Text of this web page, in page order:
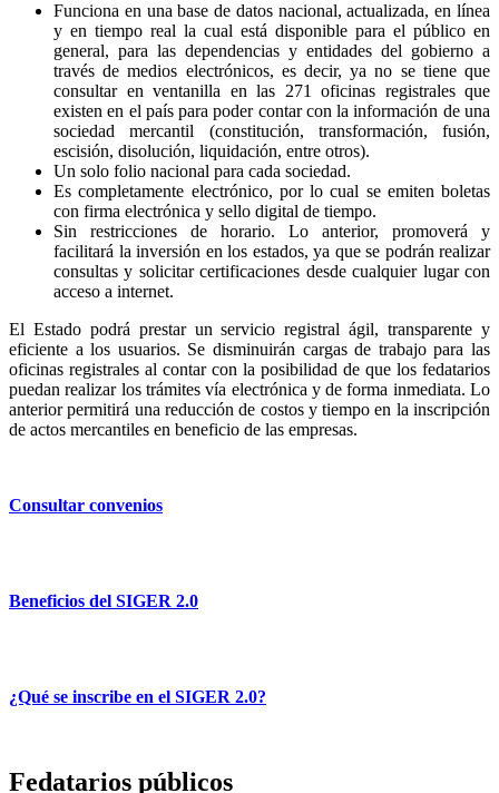
Funciona en una base de datos nacional, actualizada, en línea
y en tiempo real la cual está disponible para el público en
general, para las dependencias y entidades del gobierno a
través de medios electrónicos, es decir, ya no se tiene que
consultar en ventanilla en las 271 oficinas registrales que
existen en el país para poder contar con la información de una
sociedad mercantil (constitución, transformación, fusión,
escisión, disolución, liquidación, entre otros).
Un solo folio nacional para cada sociedad.
Es completamente electrónico, por lo cual se emiten boletas
con firma electrónica y sello digital de tiempo.
Sin restricciones de horario. Lo anterior, promoverá y
facilitará la inversión en los estados, ya que se podrán realizar
consultas y solicitar certificaciones desde cualquier lugar con
acceso a internet.
El Estado podrá prestar un servicio registral ágil, transparente y
eficiente a los usuarios. Se disminuirán cargas de trabajo para las
oficinas registrales al contar con la posibilidad de que los fedatarios
puedan realizar los trámites vía electrónica y de forma inmediata. Lo
anterior permitirá una reducción de costos y tiempo en la inscripción
de actos mercantiles en beneficio de las empresas.
Consultar convenios
Beneficios del SIGER 2.0
¿Qué se inscribe en el SIGER 2.0?
Fedatarios públicos